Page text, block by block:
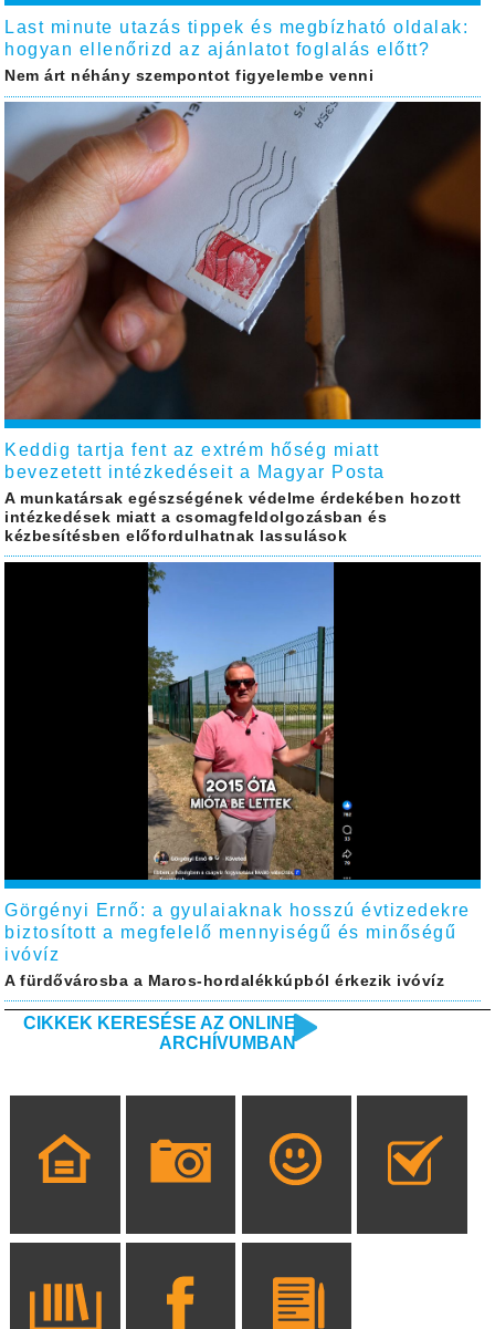
Last minute utazás tippek és megbízható oldalak:
hogyan ellenőrizd az ajánlatot foglalás előtt?
Nem árt néhány szempontot figyelembe venni
Keddig tartja fent az extrém hőség miatt
bevezetett intézkedéseit a Magyar Posta
A munkatársak egészségének védelme érdekében hozott
intézkedések miatt a csomagfeldolgozásban és
kézbesítésben előfordulhatnak lassulások
Görgényi Ernő: a gyulaiaknak hosszú évtizedekre
biztosított a megfelelő mennyiségű és minőségű
ivóvíz
A fürdővárosba a Maros-hordalékkúpból érkezik ivóvíz
CIKKEK KERESÉSE AZ ONLINE
ARCHÍVUMBAN